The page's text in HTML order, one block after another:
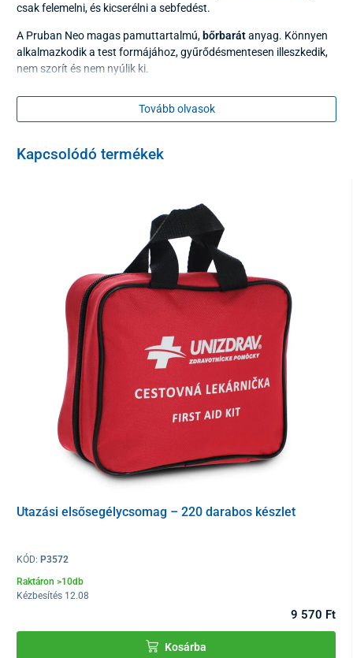
csak felemelni, és kicserélni a sebfedést.
A Pruban Neo magas pamuttartalmú,bőrbarátanyag. Könnyen
alkalmazkodik a test formájához, gyűrődésmentesen illeszkedik,
nem szorít és nem nyúlik ki.
A3-as méret 10–40 cm-es kerületrealkalmas, például akönyök,
térd vagy boka rögzítésére.
Szélesség nyújtás nélkül: 3 cm
68% pamut, 24% poliamid, 8% elasztán
Csomagolás
1 db
Tovább olvasok
Kapcsolódó termékek
Utazási elsősegélycsomag – 220 darabos készlet
KÓD: P3572
Raktáron >10db
Kézbesítés 12.08
9 570 Ft
Kosárba